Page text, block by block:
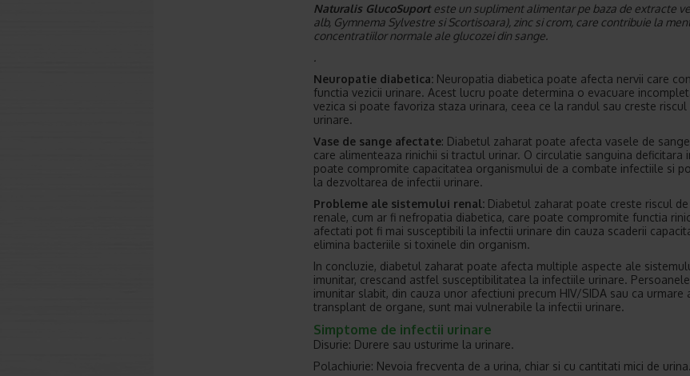
Naturalis GlucoSuport este un supliment alimentar pe baza de extracte
alb, Gymnema Sylvestre si Scortisoara), zinc si crom, care contribuie la
concentratiilor normale ale glucozei din sange.
.
Neuropatie diabetica: Neuropatia diabetica poate afecta nervii care
functia vezicii urinare. Acest lucru poate determina o evacuare
vezica si poate favoriza staza urinara, ceea ce la randul sau creste riscul
urinare.
Vase de sange afectate: Diabetul zaharat poate afecta vasele de
care alimenteaza rinichii si tractul urinar. O circulatie sanguina deficitara
poate compromite capacitatea organismului de a combate infectiile si
la dezvoltarea de infectii urinare.
Probleme ale sistemului renal: Diabetul zaharat poate creste riscul
renale, cum ar fi nefropatia diabetica, care poate compromite functia
afectati pot fi mai susceptibili la infectii urinare din cauza scaderii
elimina bacteriile si toxinele din organism.
In concluzie, diabetul zaharat poate afecta multiple aspecte ale
imunitar, crescand astfel susceptibilitatea la infectiile urinare.
imunitar slabit, din cauza unor afectiuni precum HIV/SIDA sau ca urmare
transplant de organe, sunt mai vulnerabile la infectii urinare.
Simptome de infectii urinare
Disurie: Durere sau usturime la urinare.
Polachiurie: Nevoia frecventa de a urina, chiar si cu cantitati mici de urina.